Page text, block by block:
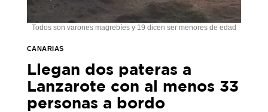
Todos son varones magrebíes y 19 dicen ser menores de edad
CANARIAS
Llegan dos pateras a
Lanzarote con al menos 33
personas a bordo